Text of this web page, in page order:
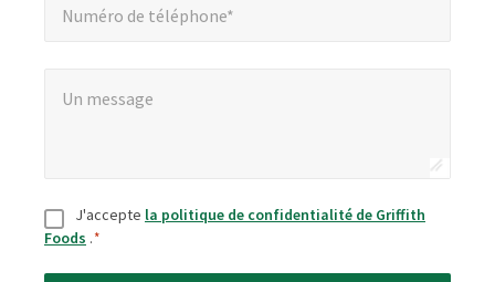
Numéro de téléphone*
Un message
Consentement
J'accepte la politique de confidentialité de Griffith
Foods .*